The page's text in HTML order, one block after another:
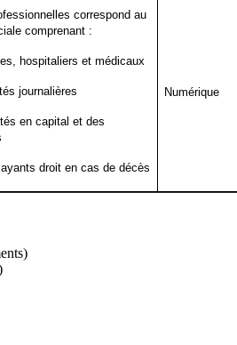
correspond au
comprenant :
hospitaliers et médicaux
journalières
en capital et des
droit en cas de décès
Numérique